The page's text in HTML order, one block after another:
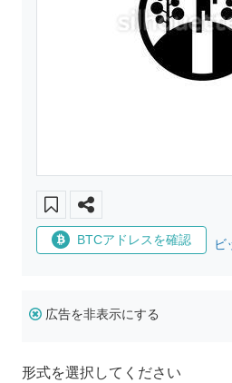
BTCアドレスを確認 ビ
広告を非表示にする
形式を選択してください